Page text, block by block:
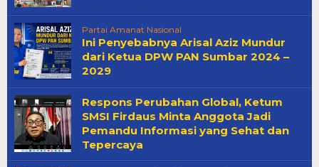
Partai Amanat Nasional
Ini Penyebabnya Arisal Aziz Mundur
dari Ketua DPW PAN Sumbar 2024 –
2029
Respons Perubahan Global, Ketum
SMSI Firdaus Minta Anggota Jadi
Pemandu Informasi yang Sehat dan
Tepercaya